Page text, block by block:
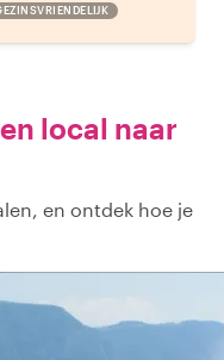
local naar
en ontdek hoe je